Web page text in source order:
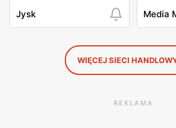
Jysk Media
WIĘCEJ SIECI
REKLAMA